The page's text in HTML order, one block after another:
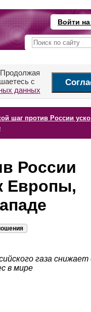
Войти
с
данных
шаг против России
России
Европы,
газа снижает
в мире